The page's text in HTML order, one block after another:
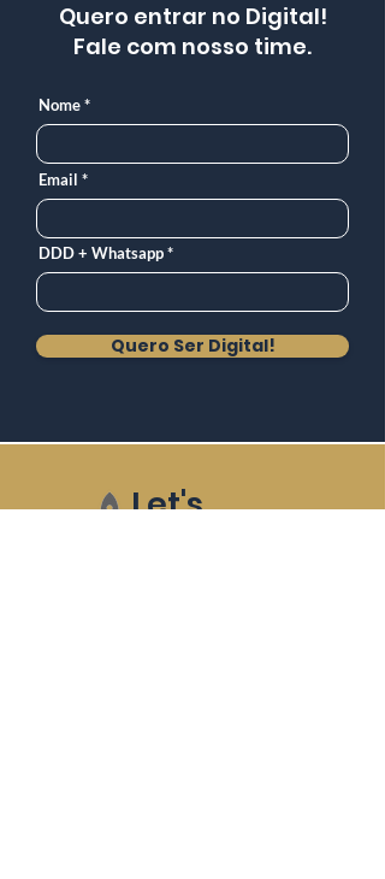
Quero entrar no Digital!
Fale com nosso time.
Nome
Email
DDD + Whatsapp
Quero Ser Digital!
Let's